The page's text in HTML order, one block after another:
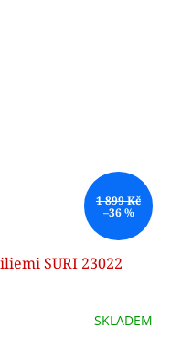
1 899 Kč
–36 %
SURI 23022
SKLADEM